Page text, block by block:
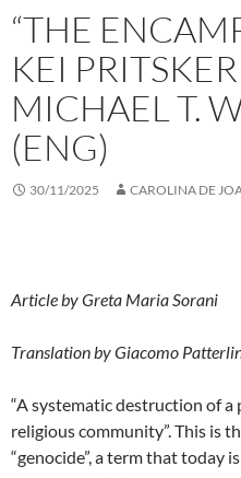
“THE
KEI
MICHAEL T.
(ENG)
30/11/2025 CAROLINA DE
Article by Greta Maria Sorani
Translation by Giacomo
“A systematic destruction of a
religious community”. This is
“genocide”, a term that today